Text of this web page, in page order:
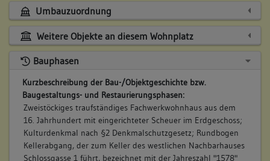
Umbauzuordnung
Weitere Objekte an diesem Wohnplatz
Bauphasen
Kurzbeschreibung der Bau-/Objektgeschichte bzw.
Baugestaltungs- und Restaurierungsphasen:
Zweistöckiges traufständiges Fachwerkwohnhaus aus dem
16. Jahrhundert mit eingerichteter Scheuer im Erdgeschoss;
Kulturdenkmal nach §2 Denkmalschutzgesetz; Rundbogen
Kellerabgang, der zum Keller des westlichen Nachbarhauses
Schlossgasse 1 führt, bezeichnet mit der Jahreszahl "1578"